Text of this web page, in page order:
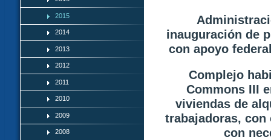
2015
2014
2013
2012
2011
2010
2009
2008
inauguración de
con apoyo
Complejo
Commons III
viviendas de
trabajadoras, con
con